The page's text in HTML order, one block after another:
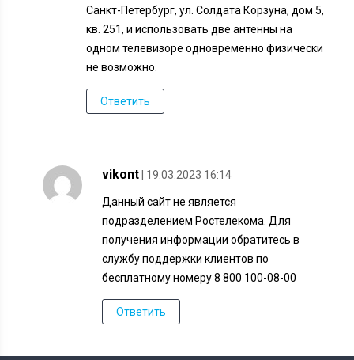
Санкт-Петербург, ул. Солдата Корзуна, дом 5,
кв. 251, и использовать две антенны на
одном телевизоре одновременно физически
не возможно.
Ответить
vikont | 19.03.2023 16:14
Данный сайт не является
подразделением Ростелекома. Для
получения информации обратитесь в
службу поддержки клиентов по
бесплатному номеру 8 800 100-08-00
Ответить